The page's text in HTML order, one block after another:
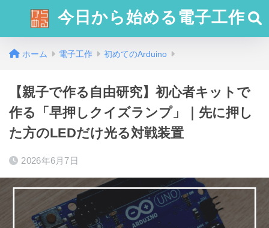
今日から始める電子工作
ホーム 電子工作 初めてのArduino
【親子で作る自由研究】初心者キットで
作る「早押しクイズランプ」｜先に押し
た方のLEDだけ光る対戦装置
2026年6月7日